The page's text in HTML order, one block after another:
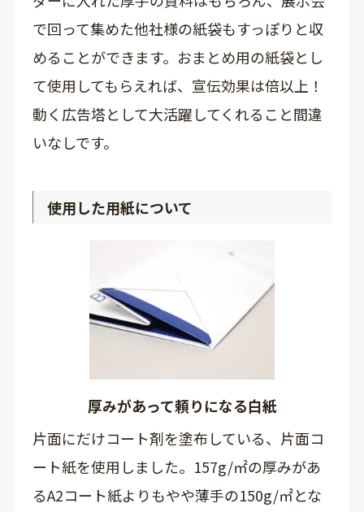
で回って集めた他社様の紙袋もすっぽりと収
めることができます。おまとめ用の紙袋とし
て使用してもらえれば、宣伝効果は倍以上！
動く広告塔として大活躍してくれること間違
いなしです。
使用した用紙について
厚みがあって頼りになる白紙
片面にだけコート剤を塗布している、片面コ
ート紙を使用しました。157g/㎡の厚みがあ
るA2コート紙よりもやや薄手の150g/㎡とな